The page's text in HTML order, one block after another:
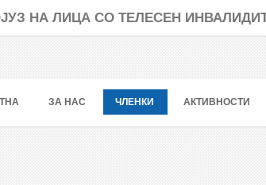
НА ЛИЦА СО ТЕЛЕСЕН
ЗА НАС ЧЛЕНКИ АКТИВНОСТИ